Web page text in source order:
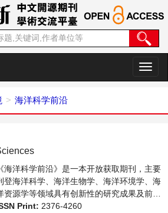
切
换
海洋科学前沿
《海洋科学前沿》是一本开放获取期刊，主要
登海洋科学、海洋生物学、海洋环境学、海
资源学等领域具有创新性的研究成果及前沿
道，旨在给世界范围内的科学家、学者、科
Print: 2376-4260